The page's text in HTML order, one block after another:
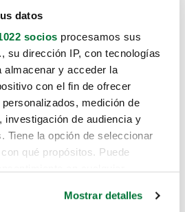
datos
socios procesamos sus
su dirección IP, con tecnologías
almacenar y acceder la
con el fin de ofrecer
medición de
investigación de audiencia y
Tiene la opción de seleccionar
qué propósitos. Puede
Mostrar detalles
sabemos como
hasta aquí.
el coche que estás
de estos enlaces: